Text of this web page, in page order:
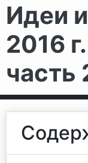
Идеи
2016
часть